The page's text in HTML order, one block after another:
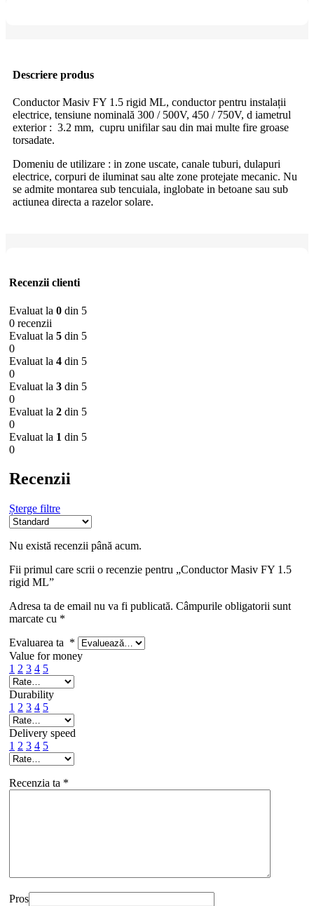
Descriere produs
Conductor Masiv FY 1.5 rigid ML, conductor pentru instalații
electrice, tensiune nominală 300 / 500V, 450 / 750V, d iametrul
exterior : 3.2 mm, cupru unifilar sau din mai multe fire groase
torsadate.
Domeniu de utilizare : in zone uscate, canale tuburi, dulapuri
electrice, corpuri de iluminat sau alte zone protejate mecanic. Nu
se admite montarea sub tencuiala, inglobate in betoane sau sub
actiunea directa a razelor solare.
Recenzii clienti
Evaluat la 0 din 5
0 recenzii
Evaluat la 5 din 5
0
Evaluat la 4 din 5
0
Evaluat la 3 din 5
0
Evaluat la 2 din 5
0
Evaluat la 1 din 5
0
Recenzii
Șterge filtre
Nu există recenzii până acum.
Fii primul care scrii o recenzie pentru „Conductor Masiv FY 1.5
rigid ML”
Adresa ta de email nu va fi publicată. Câmpurile obligatorii sunt
marcate cu *
Evaluarea ta *
Value for money
1 2 3 4 5
Durability
1 2 3 4 5
Delivery speed
1 2 3 4 5
Recenzia ta *
Pros